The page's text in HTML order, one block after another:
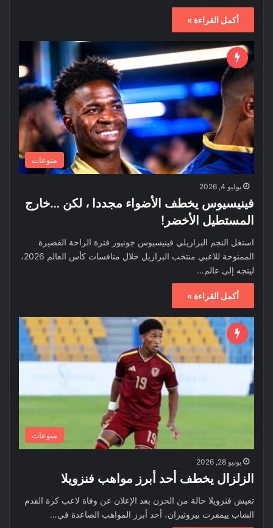
أكمل القراءة »
منوعات
يوليو 4, 2026
فينيسيوس يخطف الأضواء مجددا ، لكن …خارج
المستطيل الأخضر!
استغل النجم البرازيلي فينيسيوس جونيور فترة الراحة القصيرة
الممنوحة للاعبي منتخب البرازيل خلال منافسات كأس العالم 2026،
ليتجه إلى عالم…
أكمل القراءة »
منوعات
يونيو 28, 2026
الزلزال يخطف أحد أبرز مواهب فنزويلا
تعيش فنزويلا حالة من الحزن بعد الإعلان عن وفاة لاعب كرة القدم
الشاب ييمفرت بيروتيران، أحد أبرز المواهب الصاعدة في…